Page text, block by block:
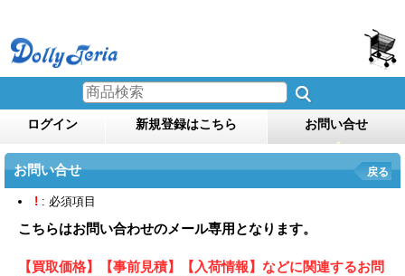
ログイン 新規登録はこちら お問い合せ
お問い合せ 戻る
! : 必須項目
こちらはお問い合わせのメール専用となります。
【買取価格】【事前見積】【入荷情報】などに関連するお問